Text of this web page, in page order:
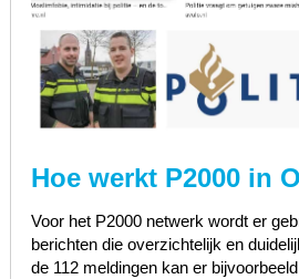
Hoe werkt P2000 in
Voor het P2000 netwerk wordt er
berichten die overzichtelijk en
de 112 meldingen kan er